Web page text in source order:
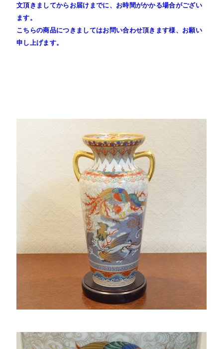
文頂きましてからお届けまでに、お時間がかかる場合がござい
ます。
こちらの商品につきましてはお問い合わせ頂きます様、お願い
申し上げます。